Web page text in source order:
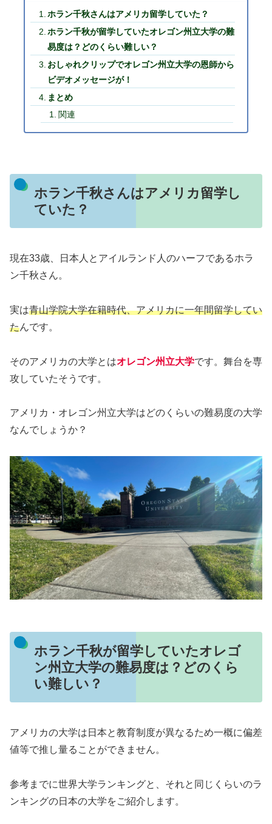
ホラン千秋さんはアメリカ留学していた？
ホラン千秋が留学していたオレゴン州立大学の難
易度は？どのくらい難しい？
おしゃれクリップでオレゴン州立大学の恩師から
ビデオメッセージが！
まとめ
関連
ホラン千秋さんはアメリカ留学し
ていた？
現在33歳、日本人とアイルランド人のハーフであるホラ
ン千秋さん。
実は青山学院大学在籍時代、アメリカに一年間留学してい
たんです。
そのアメリカの大学とはオレゴン州立大学です。舞台を専
攻していたそうです。
アメリカ・オレゴン州立大学はどのくらいの難易度の大学
なんでしょうか？
ホラン千秋が留学していたオレゴ
ン州立大学の難易度は？どのくら
い難しい？
アメリカの大学は日本と教育制度が異なるため一概に偏差
値等で推し量ることができません。
参考までに世界大学ランキングと、それと同じくらいのラ
ンキングの日本の大学をご紹介します。